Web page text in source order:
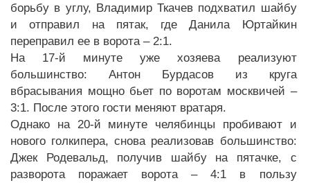
борьбу в углу, Владимир Ткачев подхватил шайбу
и отправил на пятак, где Данила Юртайкин
переправил ее в ворота – 2:1.
На 17-й минуте уже хозяева реализуют
большинство: Антон Бурдасов из круга
вбрасывания мощно бьет по воротам москвичей –
3:1. После этого гости меняют вратаря.
Однако на 20-й минуте челябинцы пробивают и
нового голкипера, снова реализовав большинство:
Джек Родевальд, получив шайбу на пятачке, с
разворота поражает ворота – 4:1 в пользу